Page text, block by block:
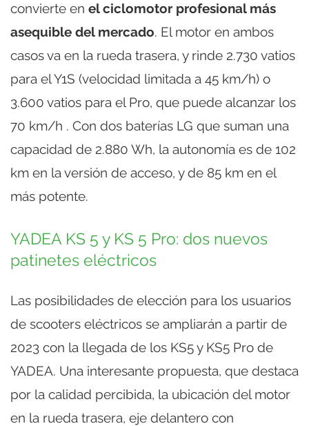
convierte en el ciclomotor profesional más
asequible del mercado. El motor en ambos
casos va en la rueda trasera, y rinde 2.730 vatios
para el Y1S (velocidad limitada a 45 km/h) o
3.600 vatios para el Pro, que puede alcanzar los
70 km/h . Con dos baterías LG que suman una
capacidad de 2.880 Wh, la autonomía es de 102
km en la versión de acceso, y de 85 km en el
más potente.
YADEA KS 5 y KS 5 Pro: dos nuevos
patinetes eléctricos
Las posibilidades de elección para los usuarios
de scooters eléctricos se ampliarán a partir de
2023 con la llegada de los KS5 y KS5 Pro de
YADEA. Una interesante propuesta, que destaca
por la calidad percibida, la ubicación del motor
en la rueda trasera, eje delantero con